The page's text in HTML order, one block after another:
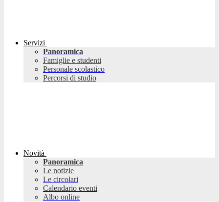
Servizi
Panoramica
Famiglie e studenti
Personale scolastico
Percorsi di studio
Novità
Panoramica
Le notizie
Le circolari
Calendario eventi
Albo online